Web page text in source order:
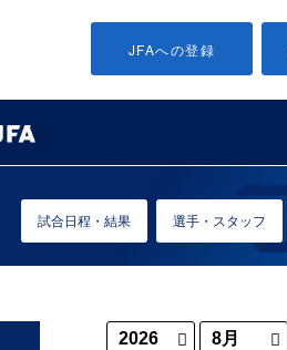
JFAへの登録
試合日程・結果 選手・スタッフ